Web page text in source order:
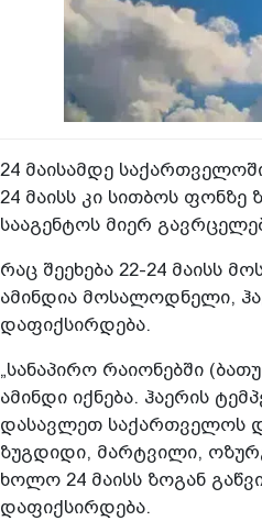
24 მაისამდე
24 მაისს კი სითბოს ფონზე
სააგენტოს მიერ
რაც შეეხება 22-24 მაისს
ამინდია მოსალოდნელი,
დაფიქსირდება.
„სანაპირო რაიონებში
ამინდი იქნება. ჰაერის
დასავლეთ საქართველოს
ზუგდიდი, მარტვილი,
ხოლო 24 მაისს ზოგან
დაფიქსირდება.